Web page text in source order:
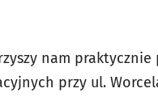
nam praktycznie
przy ul.